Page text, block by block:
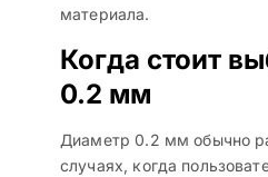
материала.
Когда стоит
0.2 мм
Диаметр 0.2 мм обычно
случаях, когда